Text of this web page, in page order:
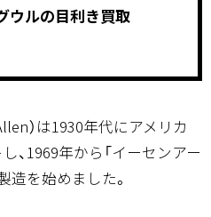
ウルの目利き買取
）は1930年代にアメリカ
、1969年から「イーセンアー
造を始めました。